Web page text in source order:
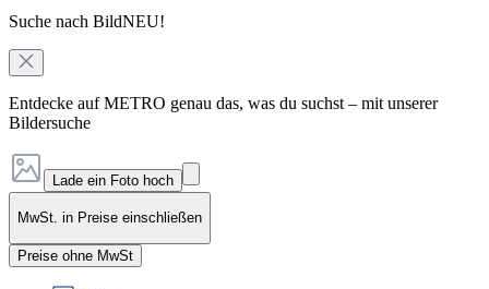
Suche nach BildNEU!
Entdecke auf METRO genau das, was du suchst – mit unserer
Bildersuche
Lade ein Foto hoch
MwSt. in Preise einschließen
Preise ohne MwSt